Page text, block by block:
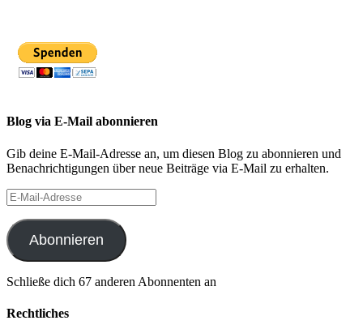
Blog via E-Mail abonnieren
Gib deine E-Mail-Adresse an, um diesen Blog zu abonnieren und
Benachrichtigungen über neue Beiträge via E-Mail zu erhalten.
E-
Mail-
Adresse
Abonnieren
Schließe dich 67 anderen Abonnenten an
Rechtliches